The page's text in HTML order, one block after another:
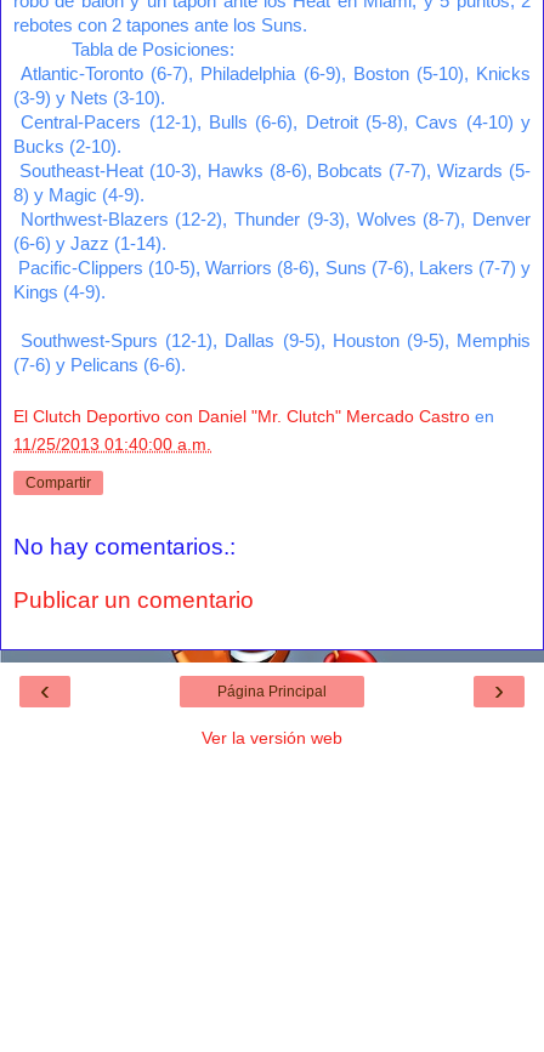
rebotes con 2 tapones ante los Suns.
Tabla de Posiciones:
Atlantic-Toronto (6-7), Philadelphia (6-9), Boston (5-10), Knicks
(3-9) y Nets (3-10).
Central-Pacers (12-1), Bulls (6-6), Detroit (5-8), Cavs (4-10) y
Bucks (2-10).
Southeast-Heat (10-3), Hawks (8-6), Bobcats (7-7), Wizards (5-
8) y Magic (4-9).
Northwest-Blazers (12-2), Thunder (9-3), Wolves (8-7), Denver
(6-6) y Jazz (1-14).
Pacific-Clippers (10-5), Warriors (8-6), Suns (7-6), Lakers (7-7) y
Kings (4-9).
Southwest-Spurs (12-1), Dallas (9-5), Houston (9-5), Memphis
(7-6) y Pelicans (6-6).
El Clutch Deportivo con Daniel "Mr. Clutch" Mercado Castro en
11/25/2013 01:40:00 a.m.
Compartir
No hay comentarios.:
Publicar un comentario
‹ ›
Página Principal
Ver la versión web